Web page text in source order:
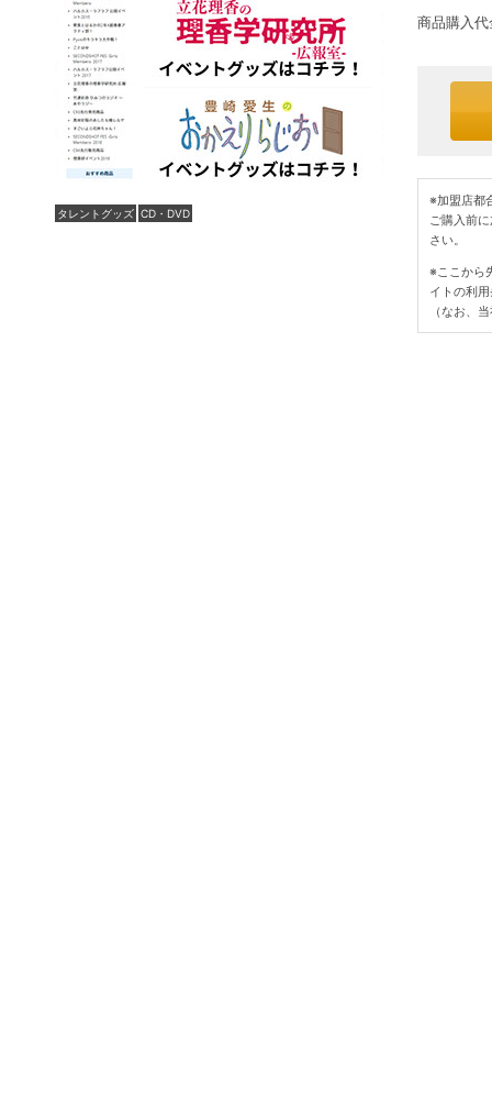
タレントグッズ CD・DVD
商品購入
※加盟店都
ご購入前
さい。
※ここから
イトの利
（なお、